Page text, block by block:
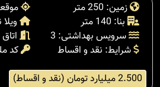
زمین: 250 متر
بنا: 140 متر
سرویس بهداشتی: 3
شرایط: نقد و اقساط
کد
2.500 میلیارد تومان (نقد و اقساط)